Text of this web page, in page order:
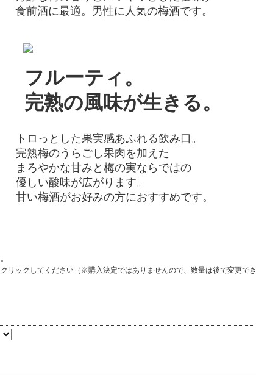
食前酒に最適。男性に人気の梅酒です。
フルーティ。
完熟の風味が生きる。
トロっとした果実感あふれる飲み口。
完熟梅のうらごし果肉を加えた
まろやかな甘みと梅の実ならではの
優しい酸味が広がります。
甘い梅酒がお好みの方におすすめです。
リックしてください（※購入決定ではありませんので、数量は後で変更でき